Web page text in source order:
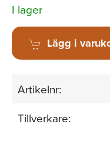
I lager
Lägg i
Artikelnr:
Tillverkare: